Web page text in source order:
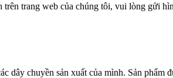
trang web của chúng tôi, vui lòng gửi
dây chuyền sản xuất của mình. Sản